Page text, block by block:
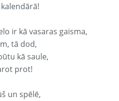
ir kā vasaras gaisma,
tā dod,
kā saule,
prot!
un spēlē,